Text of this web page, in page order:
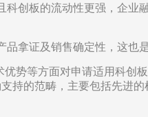
创板的流动性更强，企
拿证及销售确定性，这也
势等方面对申请适用科创
持的范畴，主要包括先进